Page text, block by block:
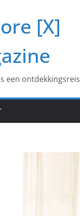
[X]
een ontdekkingsreis